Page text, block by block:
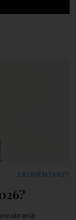
2 KOMENTARZY
ubrania